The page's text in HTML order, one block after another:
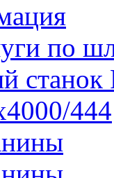
по
444